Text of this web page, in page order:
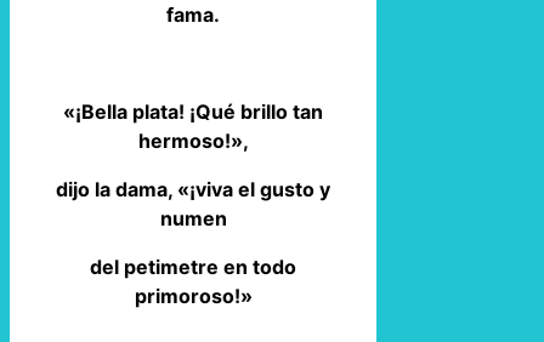
fama.
«¡Bella plata! ¡Qué brillo tan
hermoso!»,
dijo la dama, «¡viva el gusto y
numen
del petimetre en todo
primoroso!»